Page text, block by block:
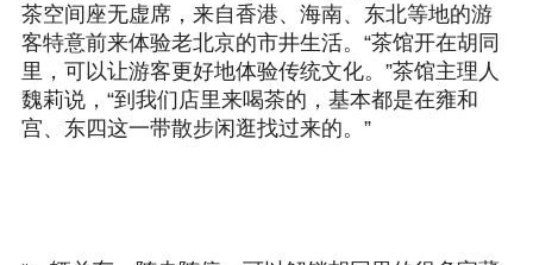
茶空间座无虚席，来自香港、海南、东北等地的游
客特意前来体验老北京的市井生活。“茶馆开在胡同
里，可以让游客更好地体验传统文化。”茶馆主理人
魏莉说，“到我们店里来喝茶的，基本都是在雍和
宫、东四这一带散步闲逛找过来的。”